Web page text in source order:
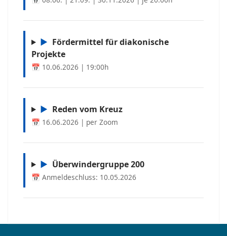
▶ Fördermittel für diakonische
Projekte
📅 10.06.2026 | 19:00h
▶ Reden vom Kreuz
📅 16.06.2026 | per Zoom
▶ Überwindergruppe 200
📅 Anmeldeschluss: 10.05.2026